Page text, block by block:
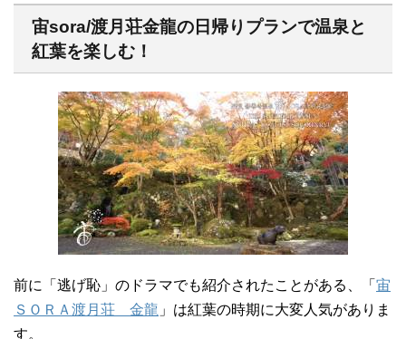
宙sora/渡月荘金龍の日帰りプランで温泉と
紅葉を楽しむ！
前に「逃げ恥」のドラマでも紹介されたことがある、「 宙
ＳＯＲＡ渡月荘 金龍 」は紅葉の時期に大変人気がありま
す。